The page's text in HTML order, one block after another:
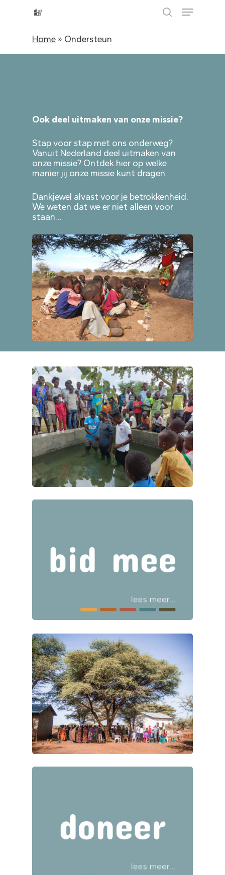
Menu
Home » Ondersteun
Ook deel uitmaken van onze missie?
Stap voor stap met ons onderweg?
Vanuit Nederland deel uitmaken van
onze missie? Ontdek hier op welke
manier jij onze missie kunt dragen.
Dankjewel alvast voor je betrokkenheid.
We weten dat we er niet alleen voor
staan…